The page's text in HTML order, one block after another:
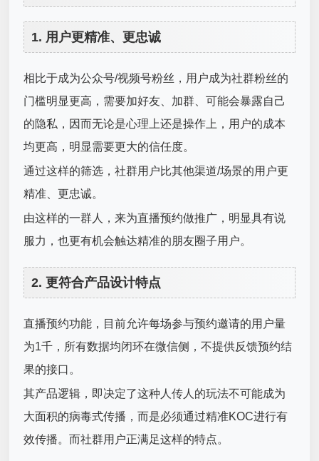
1. 用户更精准、更忠诚
相比于成为公众号/视频号粉丝，用户成为社群粉丝的
门槛明显更高，需要加好友、加群、可能会暴露自己
的隐私，因而无论是心理上还是操作上，用户的成本
均更高，明显需要更大的信任度。
通过这样的筛选，社群用户比其他渠道/场景的用户更
精准、更忠诚。
由这样的一群人，来为直播预约做推广，明显具有说
服力，也更有机会触达精准的朋友圈子用户。
2. 更符合产品设计特点
直播预约功能，目前允许每场参与预约邀请的用户量
为1千，所有数据均闭环在微信侧，不提供反馈预约结
果的接口。
其产品逻辑，即决定了这种人传人的玩法不可能成为
大面积的病毒式传播，而是必须通过精准KOC进行有
效传播。而社群用户正满足这样的特点。